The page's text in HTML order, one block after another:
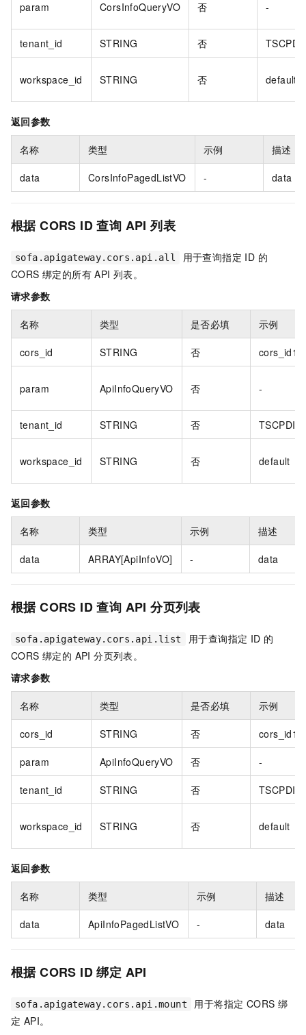
param CorsInfoQueryVO 否 -
tenant_id STRING 否
workspace_id STRING 否 default
返回参数
名称 类型 示例 描述
data CorsInfoPagedListVO - data
根据 CORS ID 查询 API 列表
sofa.apigateway.cors.api.all
用于查询指定 ID 的
CORS 绑定的所有 API 列表。
请求参数
名称 类型 是否必填 示例
cors_id STRING 否 cors_id1
param ApiInfoQueryVO 否 -
tenant_id STRING 否
workspace_id STRING 否 default
返回参数
名称 类型 示例 描述
data ARRAY[ApiInfoVO] - data
根据 CORS ID 查询 API 分页列表
sofa.apigateway.cors.api.list
用于查询指定 ID 的
CORS 绑定的 API 分页列表。
请求参数
名称 类型 是否必填 示例
cors_id STRING 否 cors_id1
param ApiInfoQueryVO 否 -
tenant_id STRING 否
workspace_id STRING 否 default
返回参数
名称 类型 示例 描述
data ApiInfoPagedListVO - data
根据 CORS ID 绑定 API
sofa.apigateway.cors.api.mount
用于将指定 CORS 绑
定 API。